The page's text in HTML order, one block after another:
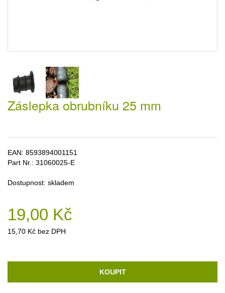
Záslepka obrubníku 25 mm
EAN: 8593894001151
Part Nr.: 31060025-E
Dostupnost: skladem
19,00 Kč
15,70 Kč bez DPH
KOUPIT